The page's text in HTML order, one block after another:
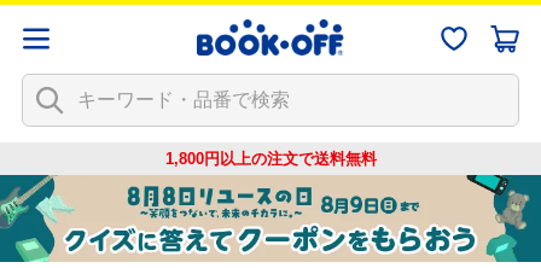
1,800円以上の注文で送料無料